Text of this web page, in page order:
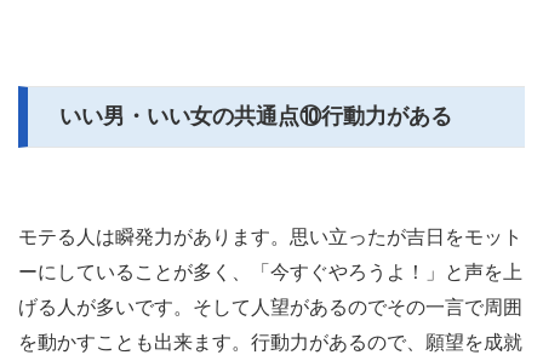
いい男・いい女の共通点⑩行動力がある
モテる人は瞬発力があります。思い立ったが吉日をモット
ーにしていることが多く、「今すぐやろうよ！」と声を上
げる人が多いです。そして人望があるのでその一言で周囲
を動かすことも出来ます。行動力があるので、願望を成就